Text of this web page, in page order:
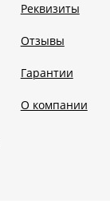
Реквизиты
Отзывы
Гарантии
О компании